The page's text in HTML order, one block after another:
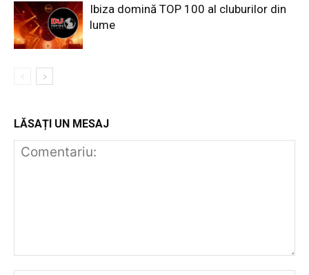
Ibiza domină TOP 100 al cluburilor din
lume
LĂSAȚI UN MESAJ